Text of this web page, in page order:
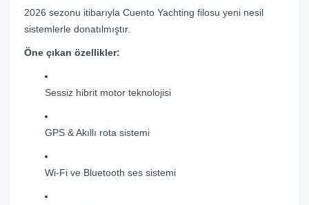
2026 sezonu itibarıyla Cuento Yachting filosu yeni nesil
sistemlerle donatılmıştır.
Öne çıkan özellikler:
Sessiz hibrit motor teknolojisi
GPS & Akıllı rota sistemi
Wi-Fi ve Bluetooth ses sistemi